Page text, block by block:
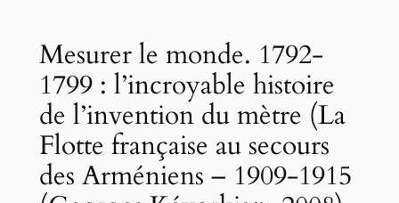
Mesurer le monde. 1792-
1799 : l’incroyable histoire
de l’invention du mètre (La
Flotte française au secours
des Arméniens – 1909-1915